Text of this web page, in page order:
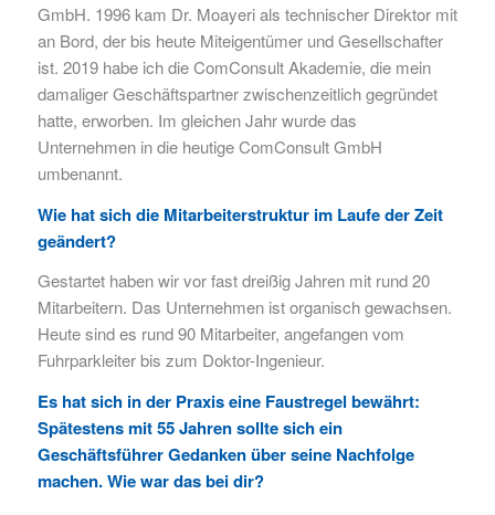
GmbH. 1996 kam Dr. Moayeri als technischer Direktor mit
an Bord, der bis heute Miteigentümer und Gesellschafter
ist. 2019 habe ich die ComConsult Akademie, die mein
damaliger Geschäftspartner zwischenzeitlich gegründet
hatte, erworben. Im gleichen Jahr wurde das
Unternehmen in die heutige ComConsult GmbH
umbenannt.
Wie hat sich die Mitarbeiterstruktur im Laufe der Zeit
geändert?
Gestartet haben wir vor fast dreißig Jahren mit rund 20
Mitarbeitern. Das Unternehmen ist organisch gewachsen.
Heute sind es rund 90 Mitarbeiter, angefangen vom
Fuhrparkleiter bis zum Doktor-Ingenieur.
Es hat sich in der Praxis eine Faustregel bewährt:
Spätestens mit 55 Jahren sollte sich ein
Geschäftsführer Gedanken über seine Nachfolge
machen. Wie war das bei dir?